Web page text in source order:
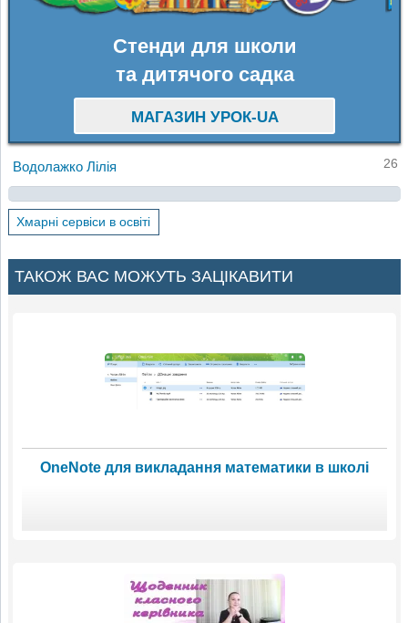
Стенди для школи
та дитячого садка
МАГАЗИН УРОК-UA
Водолажко Лілія 26
Хмарні сервіси в освіті
ТАКОЖ ВАС МОЖУТЬ ЗАЦІКАВИТИ
OneNote для викладання математики в школі